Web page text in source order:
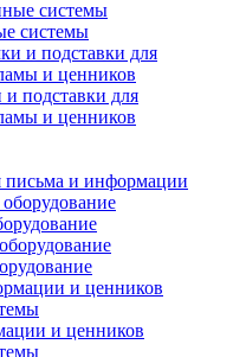
системы
подставки для
и ценников
письма и информации
и ценников